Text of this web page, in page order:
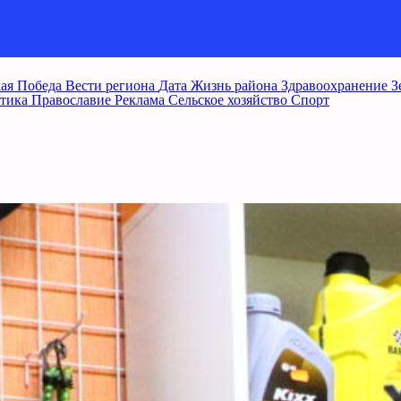
Победа Вести региона Дата Жизнь района Здравоохранение
Православие Реклама Сельское хозяйство Спорт